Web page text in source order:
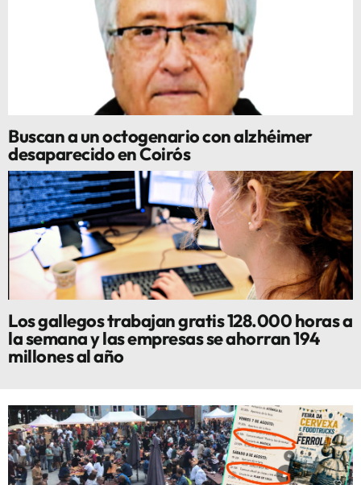
Buscan a un octogenario con alzhéimer
desaparecido en Coirós
Los gallegos trabajan gratis 128.000 horas a
la semana y las empresas se ahorran 194
millones al año